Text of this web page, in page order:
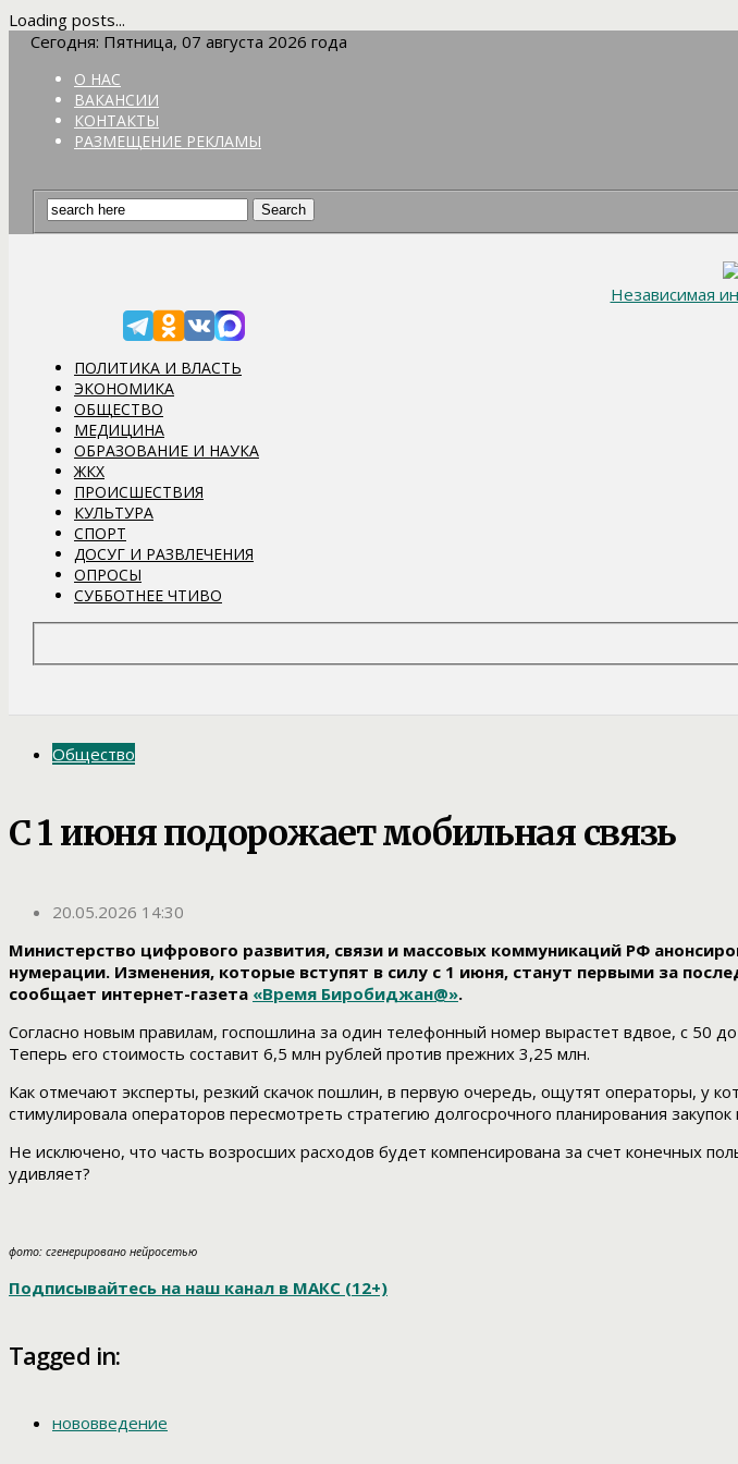
Loading posts...
Сегодня: Пятница, 07 августа 2026 года
О НАС
ВАКАНСИИ
КОНТАКТЫ
РАЗМЕЩЕНИЕ РЕКЛАМЫ
Независимая
ПОЛИТИКА И ВЛАСТЬ
ЭКОНОМИКА
ОБЩЕСТВО
МЕДИЦИНА
ОБРАЗОВАНИЕ И НАУКА
ЖКХ
ПРОИСШЕСТВИЯ
КУЛЬТУРА
СПОРТ
ДОСУГ И РАЗВЛЕЧЕНИЯ
ОПРОСЫ
СУББОТНЕЕ ЧТИВО
Общество
С 1 июня подорожает мобильная связь
20.05.2026 14:30
Министерство цифрового развития, связи и массовых коммуникаций РФ
нумерации. Изменения, которые вступят в силу с 1 июня, станут первыми за
сообщает интернет-газета «Время Биробиджан@».
Согласно новым правилам, госпошлина за один телефонный номер вырастет вдвое, с 50
Теперь его стоимость составит 6,5 млн рублей против прежних 3,25 млн.
Как отмечают эксперты, резкий скачок пошлин, в первую очередь, ощутят операторы, у
стимулировала операторов пересмотреть стратегию долгосрочного планирования
Не исключено, что часть возросших расходов будет компенсирована за счет конечных
удивляет?
фото: сгенерировано нейросетью
Подписывайтесь на наш канал в МАКС (12+)
Tagged in:
нововведение